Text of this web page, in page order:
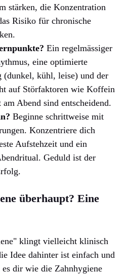
stärken, die Konzentration
Risiko für chronische
Ein regelmässiger
eine optimierte
(dunkel, kühl, leise) und der
auf Störfaktoren wie Koffein
Abend sind entscheidend.
Beginne schrittweise mit
Konzentriere dich
Aufstehzeit und ein
Geduld ist der
überhaupt? Eine
klingt vielleicht klinisch
Idee dahinter ist einfach und
dir wie die Zahnhygiene